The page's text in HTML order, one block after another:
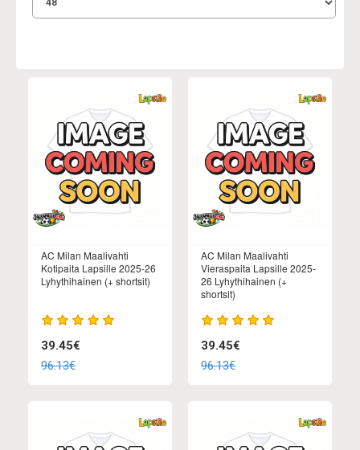
AC Milan Maalivahti
Kotipaita Lapsille 2025-26
Lyhythihainen (+ shortsit)
39.45€
96.13€
AC Milan Maalivahti
Vieraspaita Lapsille 2025-
26 Lyhythihainen (+
shortsit)
39.45€
96.13€